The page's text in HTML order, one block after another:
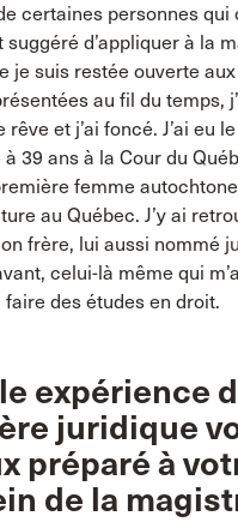
certaines personnes qui
suggéré d’appliquer à la
je suis restée ouverte
au fil du temps,
rêve et j’ai foncé. J’ai eu
à 39 ans à la Cour du
femme
au Québec. J’y ai
frère, lui aussi nommé
celui-là même qui
faire des études en droit.
expérience
juridique
préparé à
de la